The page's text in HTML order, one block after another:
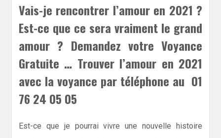
Vais-je rencontrer l’amour en 2021 ?
Est-ce que ce sera vraiment le grand
amour ? Demandez votre Voyance
Gratuite … Trouver l’amour en 2021
avec la voyance par téléphone au 01
76 24 05 05
Est-ce que je pourrai vivre une nouvelle histoire